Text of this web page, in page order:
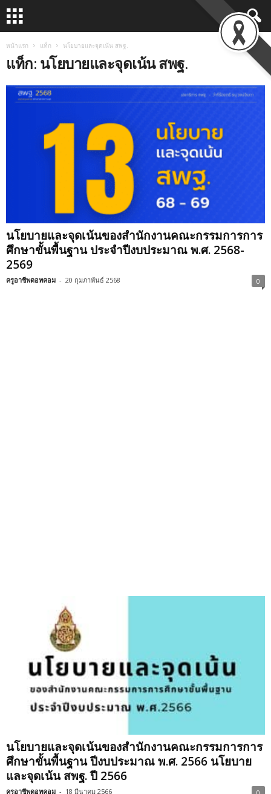
หน้าแรก แท็ก นโยบายและจุดเน้น สพฐ.
แท็ก: นโยบายและจุดเน้น สพฐ.
นโยบายและจุดเน้นของสำนักงานคณะกรรมการการ
ศึกษาขั้นพื้นฐาน ประจำปีงบประมาณ พ.ศ. 2568-
2569
ครูอาชีพดอทคอม - 20 กุมภาพันธ์ 2568 0
นโยบายและจุดเน้นของสำนักงานคณะกรรมการการ
ศึกษาขั้นพื้นฐาน ปีงบประมาณ พ.ศ. 2566 นโยบาย
และจุดเน้น สพฐ. ปี 2566
ครูอาชีพดอทคอม - 18 มีนาคม 2566